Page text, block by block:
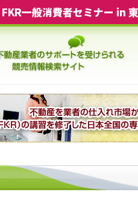
FKR一般消費者セミナー in